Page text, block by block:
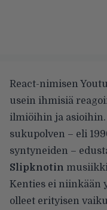
React-nimisen
usein ihmisiä
ilmiöihin ja
sukupolven – eli
syntyneiden –
Slipknotin
Kenties ei niinkään
olleet erityisen